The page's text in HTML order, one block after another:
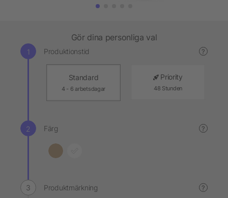
Gör dina personliga val
Produktionstid ?
Standard
4 - 6 arbetsdagar
Priority
48 Stunden
Färg ?
Produktmärkning ?